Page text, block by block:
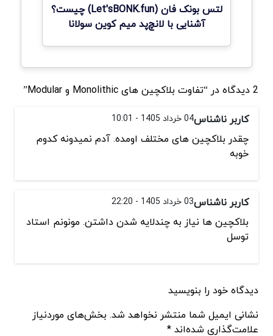
لتس بونک فان (Let'sBONK.fun) چیست؟
آشنایی با لانچ‌پد میم کوین سولانا
2 دیدگاه در “تفاوت بلاکچین های Monolithic و Modular”
کاربر ناشناس04 خرداد 1405 - 10:01
چقدر بلاکچین های مختلف اومده. آدم نمیدونه کدوم
خوبه
کاربر ناشناس03 خرداد 1405 - 22:20
بلاکچین ها نیاز به چندلایه شدن داشتن. مونونم استاد
توسل
دیدگاه خود را بنویسید
نشانی ایمیل شما منتشر نخواهد شد. بخش‌های موردنیاز
علامت‌گذاری شده‌اند *